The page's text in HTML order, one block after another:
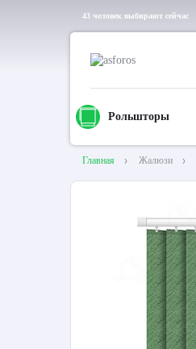
43 человек выбирают сейчас
Рольшторы
Главная Жалюзи